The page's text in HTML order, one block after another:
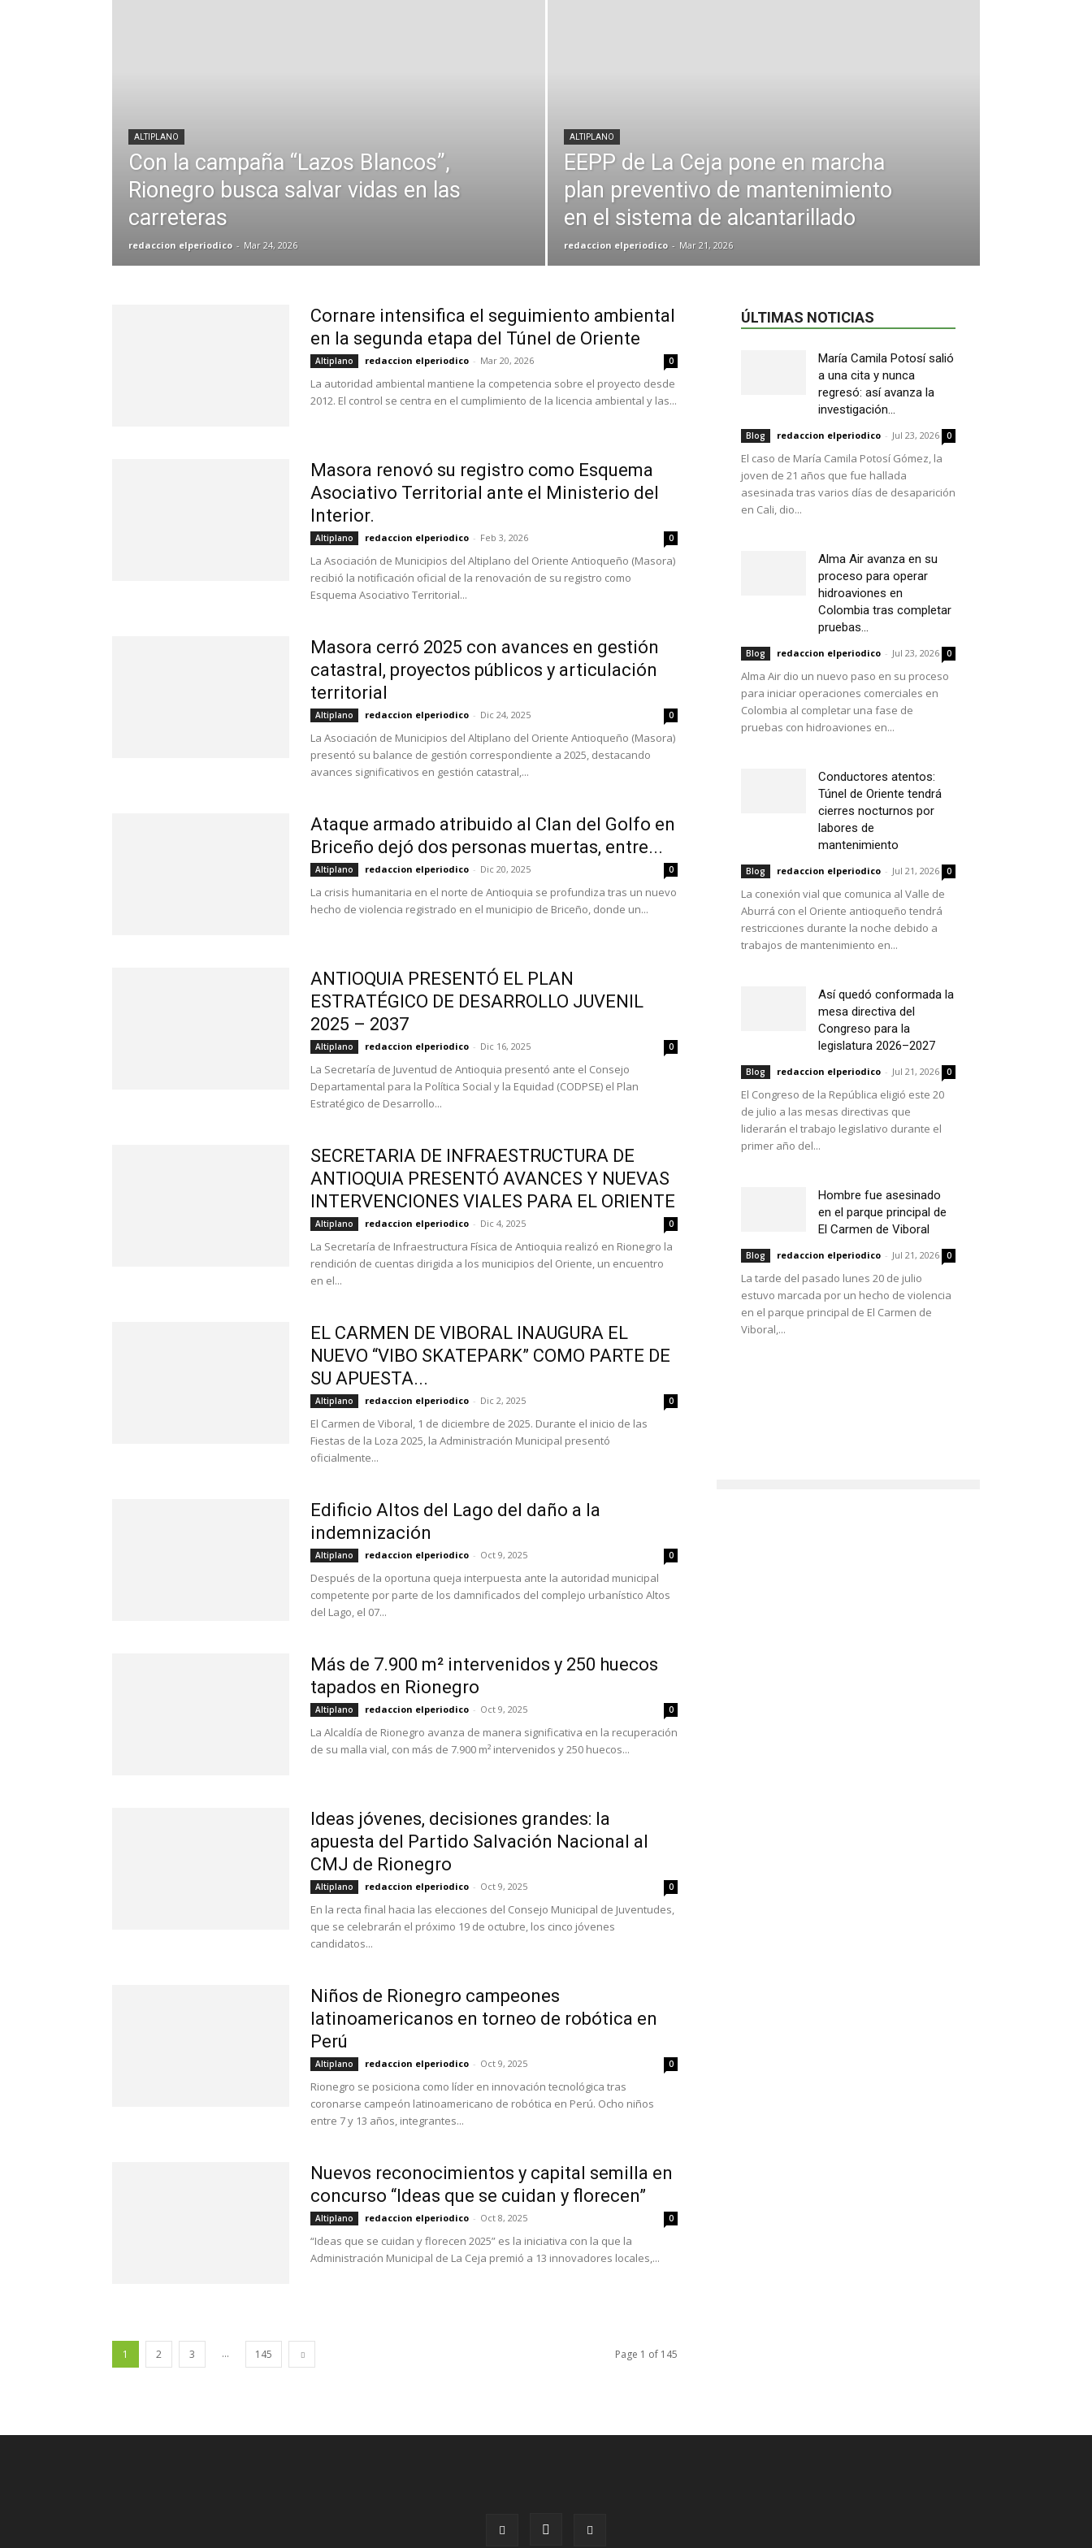
ALTIPLANO
Con la campaña “Lazos Blancos”,
Rionegro busca salvar vidas en las
carreteras
redaccion elperiodico - Mar 24, 2026
ALTIPLANO
EEPP de La Ceja pone en marcha
plan preventivo de mantenimiento
en el sistema de alcantarillado
redaccion elperiodico - Mar 21, 2026
Cornare intensifica el seguimiento ambiental
en la segunda etapa del Túnel de Oriente
Altiplano redaccion elperiodico - Mar 20, 2026 0
La autoridad ambiental mantiene la competencia sobre el proyecto desde
2012. El control se centra en el cumplimiento de la licencia ambiental y las...
Masora renovó su registro como Esquema
Asociativo Territorial ante el Ministerio del
Interior.
Altiplano redaccion elperiodico - Feb 3, 2026 0
La Asociación de Municipios del Altiplano del Oriente Antioqueño (Masora)
recibió la notificación oficial de la renovación de su registro como
Esquema Asociativo Territorial...
Masora cerró 2025 con avances en gestión
catastral, proyectos públicos y articulación
territorial
Altiplano redaccion elperiodico - Dic 24, 2025 0
La Asociación de Municipios del Altiplano del Oriente Antioqueño (Masora)
presentó su balance de gestión correspondiente a 2025, destacando
avances significativos en gestión catastral,...
Ataque armado atribuido al Clan del Golfo en
Briceño dejó dos personas muertas, entre...
Altiplano redaccion elperiodico - Dic 20, 2025 0
La crisis humanitaria en el norte de Antioquia se profundiza tras un nuevo
hecho de violencia registrado en el municipio de Briceño, donde un...
ANTIOQUIA PRESENTÓ EL PLAN
ESTRATÉGICO DE DESARROLLO JUVENIL
2025 – 2037
Altiplano redaccion elperiodico - Dic 16, 2025 0
La Secretaría de Juventud de Antioquia presentó ante el Consejo
Departamental para la Política Social y la Equidad (CODPSE) el Plan
Estratégico de Desarrollo...
SECRETARIA DE INFRAESTRUCTURA DE
ANTIOQUIA PRESENTÓ AVANCES Y NUEVAS
INTERVENCIONES VIALES PARA EL ORIENTE
Altiplano redaccion elperiodico - Dic 4, 2025 0
La Secretaría de Infraestructura Física de Antioquia realizó en Rionegro la
rendición de cuentas dirigida a los municipios del Oriente, un encuentro
en el...
EL CARMEN DE VIBORAL INAUGURA EL
NUEVO “VIBO SKATEPARK” COMO PARTE DE
SU APUESTA...
Altiplano redaccion elperiodico - Dic 2, 2025 0
El Carmen de Viboral, 1 de diciembre de 2025. Durante el inicio de las
Fiestas de la Loza 2025, la Administración Municipal presentó
oficialmente...
Edificio Altos del Lago del daño a la
indemnización
Altiplano redaccion elperiodico - Oct 9, 2025 0
Después de la oportuna queja interpuesta ante la autoridad municipal
competente por parte de los damnificados del complejo urbanístico Altos
del Lago, el 07...
Más de 7.900 m² intervenidos y 250 huecos
tapados en Rionegro
Altiplano redaccion elperiodico - Oct 9, 2025 0
La Alcaldía de Rionegro avanza de manera significativa en la recuperación
de su malla vial, con más de 7.900 m² intervenidos y 250 huecos...
Ideas jóvenes, decisiones grandes: la
apuesta del Partido Salvación Nacional al
CMJ de Rionegro
Altiplano redaccion elperiodico - Oct 9, 2025 0
En la recta final hacia las elecciones del Consejo Municipal de Juventudes,
que se celebrarán el próximo 19 de octubre, los cinco jóvenes
candidatos...
Niños de Rionegro campeones
latinoamericanos en torneo de robótica en
Perú
Altiplano redaccion elperiodico - Oct 9, 2025 0
Rionegro se posiciona como líder en innovación tecnológica tras
coronarse campeón latinoamericano de robótica en Perú. Ocho niños
entre 7 y 13 años, integrantes...
Nuevos reconocimientos y capital semilla en
concurso “Ideas que se cuidan y florecen”
Altiplano redaccion elperiodico - Oct 8, 2025 0
“Ideas que se cuidan y florecen 2025” es la iniciativa con la que la
Administración Municipal de La Ceja premió a 13 innovadores locales,...
1 2 3 ... 145 Page 1 of 145
ÚLTIMAS NOTICIAS
María Camila Potosí salió
a una cita y nunca
regresó: así avanza la
investigación...
Blog redaccion elperiodico - Jul 23, 2026 0
El caso de María Camila Potosí Gómez, la
joven de 21 años que fue hallada
asesinada tras varios días de desaparición
en Cali, dio...
Alma Air avanza en su
proceso para operar
hidroaviones en
Colombia tras completar
pruebas...
Blog redaccion elperiodico - Jul 23, 2026 0
Alma Air dio un nuevo paso en su proceso
para iniciar operaciones comerciales en
Colombia al completar una fase de
pruebas con hidroaviones en...
Conductores atentos:
Túnel de Oriente tendrá
cierres nocturnos por
labores de
mantenimiento
Blog redaccion elperiodico - Jul 21, 2026 0
La conexión vial que comunica al Valle de
Aburrá con el Oriente antioqueño tendrá
restricciones durante la noche debido a
trabajos de mantenimiento en...
Así quedó conformada la
mesa directiva del
Congreso para la
legislatura 2026–2027
Blog redaccion elperiodico - Jul 21, 2026 0
El Congreso de la República eligió este 20
de julio a las mesas directivas que
liderarán el trabajo legislativo durante el
primer año del...
Hombre fue asesinado
en el parque principal de
El Carmen de Viboral
Blog redaccion elperiodico - Jul 21, 2026 0
La tarde del pasado lunes 20 de julio
estuvo marcada por un hecho de violencia
en el parque principal de El Carmen de
Viboral,...